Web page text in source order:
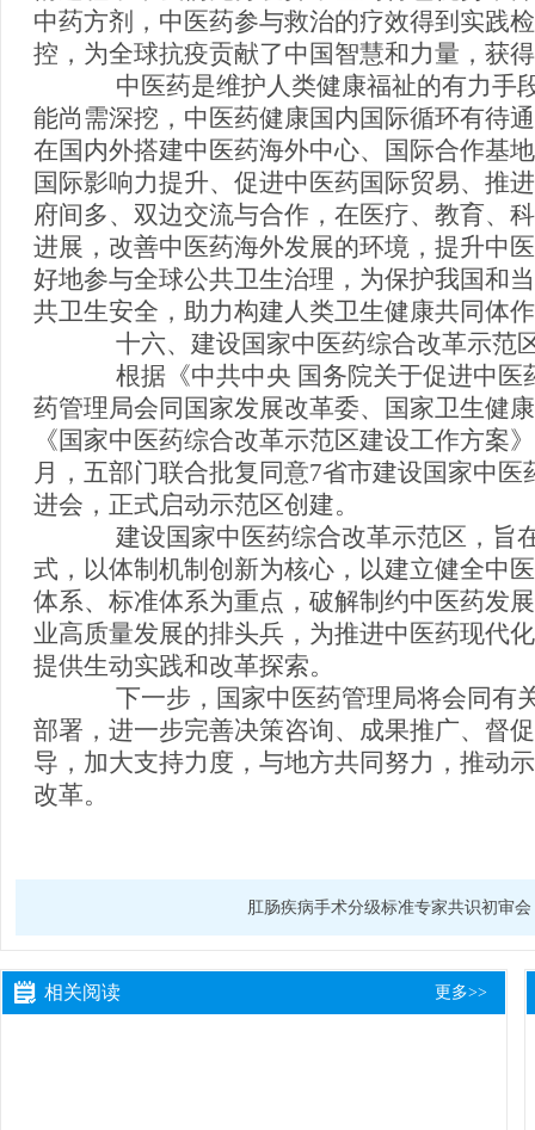
中药方剂，中医药参与救治的疗效得到实践
控，为全球抗疫贡献了中国智慧和力量，获
中医药是维护人类健康福祉的有力手
能尚需深挖，中医药健康国内国际循环有待
在国内外搭建中医药海外中心、国际合作基
国际影响力提升、促进中医药国际贸易、推
府间多、双边交流与合作，在医疗、教育、
进展，改善中医药海外发展的环境，提升中
好地参与全球公共卫生治理，为保护我国和
共卫生安全，助力构建人类卫生健康共同体
十六、建设国家中医药综合改革示范
根据《中共中央 国务院关于促进中医
药管理局会同国家发展改革委、国家卫生健
《国家中医药综合改革示范区建设工作方案
月，五部门联合批复同意7省市建设国家中
进会，正式启动示范区创建。
建设国家中医药综合改革示范区，旨
式，以体制机制创新为核心，以建立健全中
体系、标准体系为重点，破解制约中医药发
业高质量发展的排头兵，为推进中医药现代
提供生动实践和改革探索。
下一步，国家中医药管理局将会同有
部署，进一步完善决策咨询、成果推广、督
导，加大支持力度，与地方共同努力，推动
改革。
肛肠疾病手术分级标准专家共识初审会
相关阅读 更多>>